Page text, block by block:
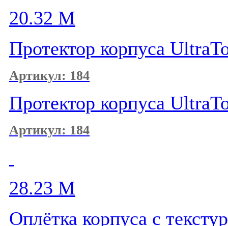
20.32 M
Протектор корпуса
Артикул: 184
Протектор корпуса
Артикул: 184
28.23 M
Оплётка корпуса с